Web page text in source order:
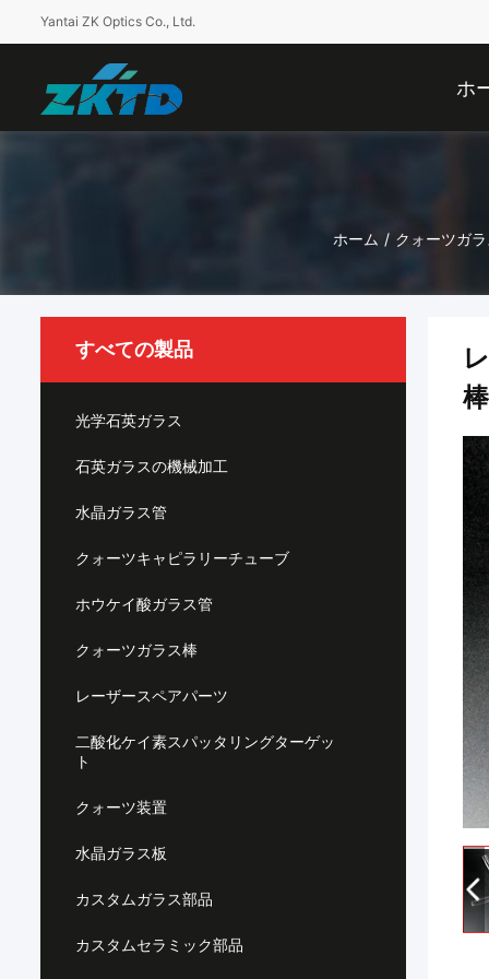
Yantai ZK Optics Co., Ltd.
ホ
ホーム / クォーツガ
すべての製品
光学石英ガラス
石英ガラスの機械加工
水晶ガラス管
クォーツキャピラリーチューブ
ホウケイ酸ガラス管
クォーツガラス棒
レーザースペアパーツ
二酸化ケイ素スパッタリングターゲッ
ト
クォーツ装置
水晶ガラス板
カスタムガラス部品
カスタムセラミック部品